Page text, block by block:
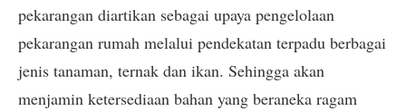
pekarangan diartikan sebagai upaya pengelolaan
pekarangan rumah melalui pendekatan terpadu berbagai
jenis tanaman, ternak dan ikan. Sehingga akan
menjamin ketersediaan bahan yang beraneka ragam